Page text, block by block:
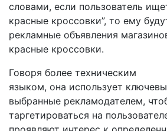
словами, если пользователь
красные кроссовки”, то ему
рекламные объявления
красные кроссовки.
Говоря более техническим
языком, она использует
выбранные рекламодателем,
таргетироваться на